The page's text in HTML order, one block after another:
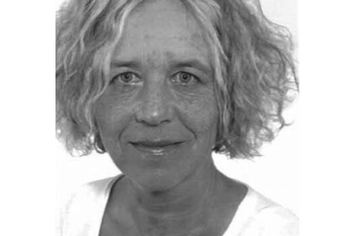
EVENTS
REISEFÜHRER
REISEMAGAZINE
ANGEBOTE